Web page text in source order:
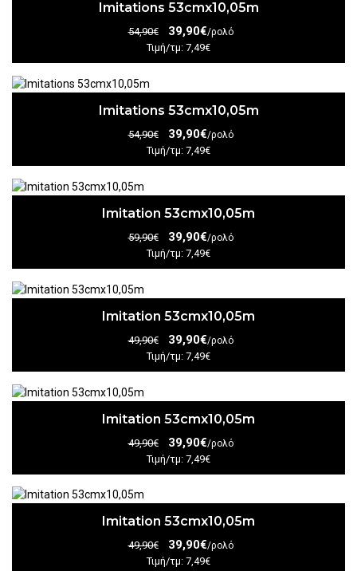
Imitations 53cmx10,05m
54,90€ 39,90€/ρολό
Τιμή/τμ: 7,49€
Imitations 53cmx10,05m
54,90€ 39,90€/ρολό
Τιμή/τμ: 7,49€
Imitation 53cmx10,05m
59,90€ 39,90€/ρολό
Τιμή/τμ: 7,49€
Imitation 53cmx10,05m
49,90€ 39,90€/ρολό
Τιμή/τμ: 7,49€
Imitation 53cmx10,05m
49,90€ 39,90€/ρολό
Τιμή/τμ: 7,49€
Imitation 53cmx10,05m
49,90€ 39,90€/ρολό
Τιμή/τμ: 7,49€